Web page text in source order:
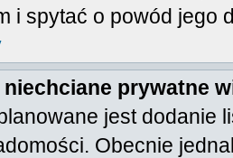
i spytać o powód jego
prywatne
jest
Obecnie